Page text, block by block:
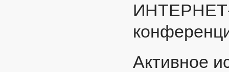
ИНТЕРНЕТ-
Активное